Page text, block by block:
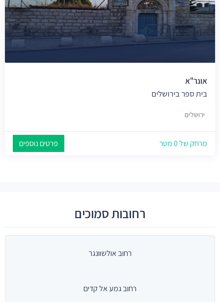
אונר"א
בית ספר בירושלים
ירושלים
מרחק של 0 מטר פרטים נוספים
רחובות סמוכים
רחוב אולשוונגר
רחוב גמע אל קדים